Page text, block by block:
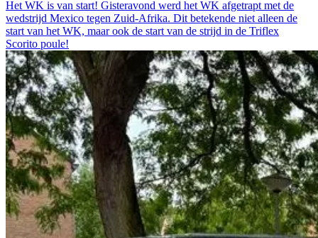
Het WK is van start! Gisteravond werd het WK afgetrapt met de
wedstrijd Mexico tegen Zuid-Afrika. Dit betekende niet alleen de
start van het WK, maar ook de start van de strijd in de Triflex
Scorito poule!